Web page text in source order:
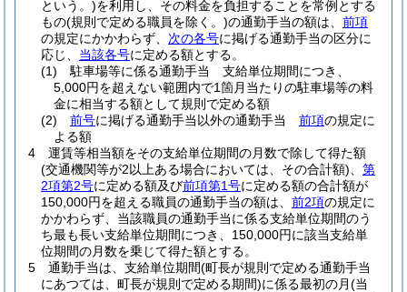
という。)を利用し、その料金を負担することを常例とする
もの(規則で定める職員を除く。)の通勤手当の額は、 前項
の規定にかかわらず、 次の各号に掲げる通勤手当の区分に
応じ、 当該各号に定める額とする。
(1)
駐車場等に係る通勤手当 支給単位期間につき、
5,000円を超えない範囲内で1箇月当たりの駐車場等の料
金に相当する額として規則で定める額
(2)
前号に掲げる通勤手当以外の通勤手当 前項の規定に
よる額
4
運賃等相当額をその支給単位期間の月数で除して得た額
(交通機関等が2以上ある場合においては、その合計額)
第
2項第2号に定める額及び前項第1号に定める額の合計額が
150,000円を超える職員の通勤手当の額は、 前2項の規定に
かかわらず、当該職員の通勤手当に係る支給単位期間のう
ち最も長い支給単位期間につき、150,000円に該当支給単
位期間の月数を乗じて得た額とする。
5
通勤手当は、支給単位期間(町長が規則で定める通勤手当
にあつては、町長が規則で定める期間)に係る最初の月(当